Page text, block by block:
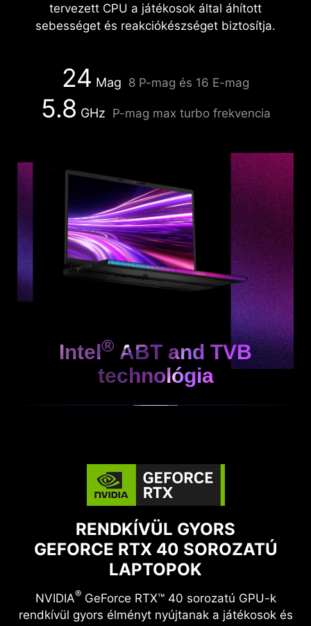
tervezett CPU a játékosok által áhított
sebességet és reakciókészséget biztosítja.
24 Mag 8 P-mag és 16 E-mag
5.8 GHz P-mag max turbo frekvencia
Intel® ABT and TVB
technológia
RENDKÍVÜL GYORS
GEFORCE RTX 40 SOROZATÚ
LAPTOPOK
NVIDIA®GeForce RTX™ 40 sorozatú GPU-k
rendkívül gyors élményt nyújtanak a játékosok és